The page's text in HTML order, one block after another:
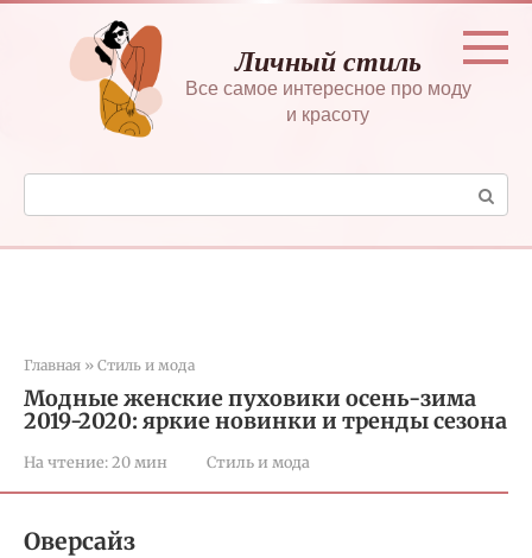
Перейти
контенту
Личный стиль
Все самое интересное про моду
и красоту
Поиск:
Главная » Стиль и мода
Модные женские пуховики осень-зима
2019-2020: яркие новинки и тренды сезона
На чтение: 20 мин Стиль и мода
Оверсайз